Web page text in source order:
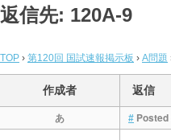
返信先: 120A-9
TOP › 第120回 国試速報掲示板 › A問題
作成者 返信
あ # Posted